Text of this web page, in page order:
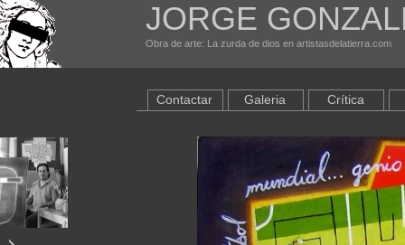
JORGE
Obra de arte: La zurda de dios en artistasdelatierra.com
Contactar Galeria Crítica